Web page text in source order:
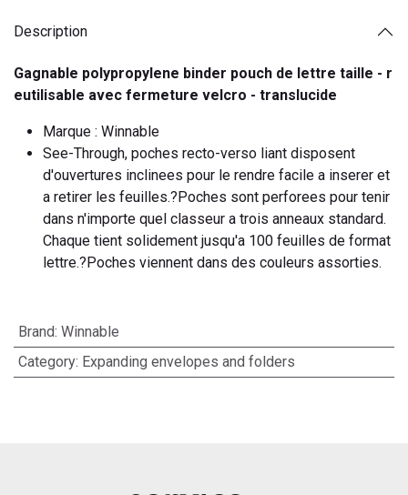
Description
Gagnable polypropylene binder pouch de lettre taille - r
eutilisable avec fermeture velcro - translucide
Marque : Winnable
See-Through, poches recto-verso liant disposent
d'ouvertures inclinees pour le rendre facile a inserer et
a retirer les feuilles.?Poches sont perforees pour tenir
dans n'importe quel classeur a trois anneaux standard.
Chaque tient solidement jusqu'a 100 feuilles de format
lettre.?Poches viennent dans des couleurs assorties.
Brand: Winnable
Category: Expanding envelopes and folders